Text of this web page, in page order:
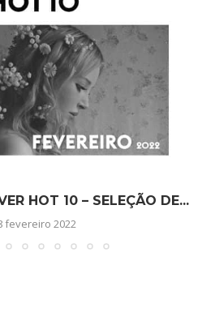
HOT 10 – SELEÇÃO DE...
fevereiro 2022